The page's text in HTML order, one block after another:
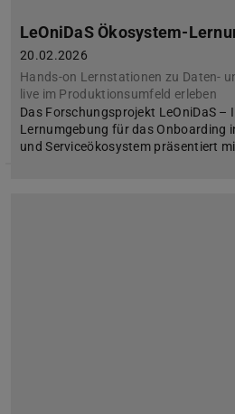
LeOniDaS Ökosystem-
20.02.2026
Hands-on Lernstationen zu Daten-
live im Produktionsumfeld erleben
Das Forschungsprojekt LeOniDaS –
Lernumgebung für das Onboarding
und Serviceökosystem präsentiert